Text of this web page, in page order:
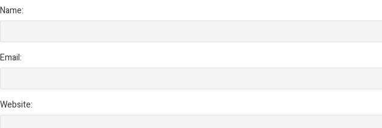
Name:
Email:
Website: